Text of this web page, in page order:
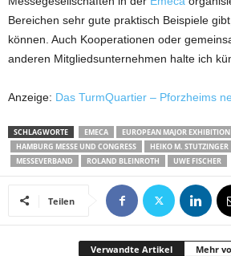
Bereichen sehr gute praktisch Beispiele
können. Auch Kooperationen oder
anderen Mitgliedsunternehmen halte ich
Anzeige: Das TurmQuartier – Pforzheims
SCHLAGWORTE EMECA
EUROPEAN MAJOR
HAMBURG MESSE UND CONGRESS
HEIKO M. STUTZINGER
MESSEVERBAND
ROLAND BLEINROTH UWE FISCHER
Teilen
Verwandte Artikel Mehr